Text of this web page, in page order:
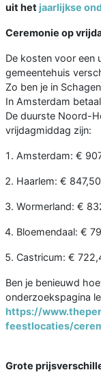
uit het jaarlijkse
Ceremonie op
De kosten voor een
gemeentehuis
Zo ben je in
In Amsterdam
De duurste Noord-
vrijdagmiddag zijn:
Amsterdam: €
Haarlem: € 847,50
Wormerland: €
Bloemendaal: €
Castricum: €
Ben je benieuwd
onderzoekspagina
https://
feestlocaties/
Grote